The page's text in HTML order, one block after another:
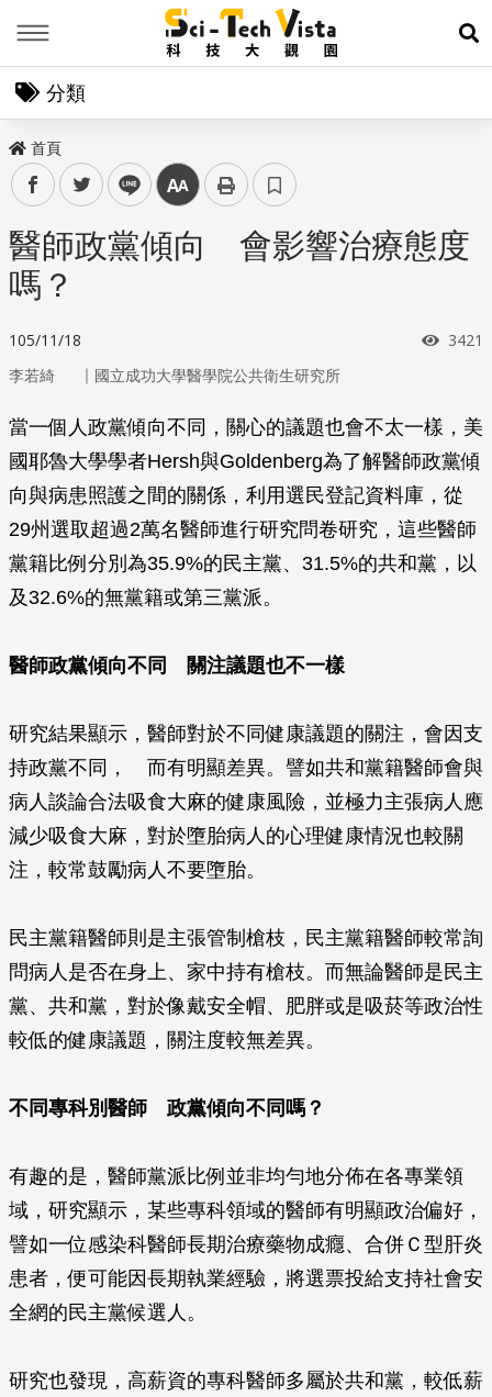
展
分類
首頁
facebooktwitter line 中
醫師政黨傾向 會影響治療態度
嗎？
105/11/18 瀏覽
3421
李若綺 ｜ 國立成功大學醫學院公共衛生研究所
當一個人政黨傾向不同，關心的議題也會不太一樣，美
國耶魯大學學者Hersh與Goldenberg為了解醫師政黨傾
向與病患照護之間的關係，利用選民登記資料庫，從
29州選取超過2萬名醫師進行研究問卷研究，這些醫師
黨籍比例分別為35.9%的民主黨、31.5%的共和黨，以
及32.6%的無黨籍或第三黨派。
醫師政黨傾向不同 關注議題也不一樣
研究結果顯示，醫師對於不同健康議題的關注，會因支
持政黨不同， 而有明顯差異。譬如共和黨籍醫師會與
病人談論合法吸食大麻的健康風險，並極力主張病人應
減少吸食大麻，對於墮胎病人的心理健康情況也較關
注，較常鼓勵病人不要墮胎。
民主黨籍醫師則是主張管制槍枝，民主黨籍醫師較常詢
問病人是否在身上、家中持有槍枝。而無論醫師是民主
黨、共和黨，對於像戴安全帽、肥胖或是吸菸等政治性
較低的健康議題，關注度較無差異。
不同專科別醫師 政黨傾向不同嗎？
有趣的是，醫師黨派比例並非均勻地分佈在各專業領
域，研究顯示，某些專科領域的醫師有明顯政治偏好，
譬如一位感染科醫師長期治療藥物成癮、合併Ｃ型肝炎
患者，便可能因長期執業經驗，將選票投給支持社會安
全網的民主黨候選人。
研究也發現，高薪資的專科醫師多屬於共和黨，較低薪